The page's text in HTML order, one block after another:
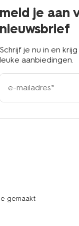
meld je aan
nieuwsbrief
Schrijf je nu in en
leuke aanbiedingen.
e-
mailadres
gemaakt